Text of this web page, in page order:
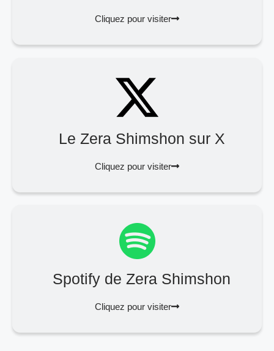
Cliquez pour visiter
Le Zera Shimshon sur X
Cliquez pour visiter
Spotify de Zera Shimshon
Cliquez pour visiter